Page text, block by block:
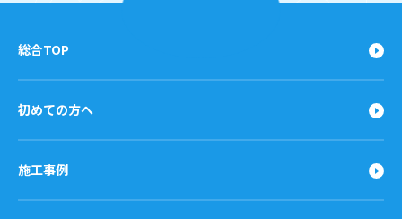
総合TOP
初めての方へ
施工事例